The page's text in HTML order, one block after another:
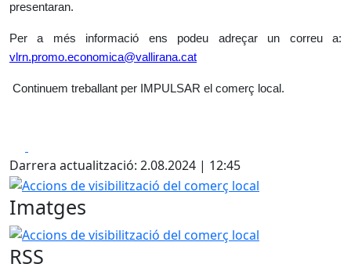
presentaran.
Per a més informació ens podeu adreçar un correu a:
vlrn.promo.economica@vallirana.cat
Continuem treballant per IMPULSAR el comerç local.
Darrera actualització: 2.08.2024 | 12:45
Accions de visibilització del comerç local
Imatges
Accions de visibilització del comerç local
RSS